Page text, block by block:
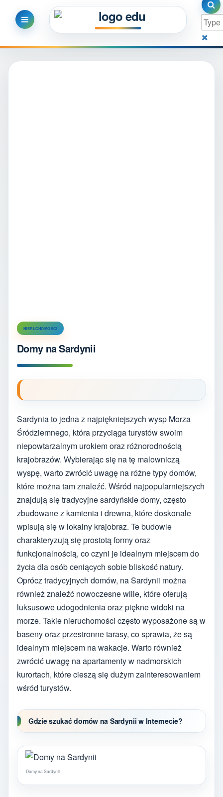
NIERUCHOMOŚCI
Domy na Sardynii
Sardynia to jedna z najpiękniejszych wysp Morza
Śródziemnego, która przyciąga turystów swoim
niepowtarzalnym urokiem oraz różnorodnością
krajobrazów. Wybierając się na tę malowniczą
wyspę, warto zwrócić uwagę na różne typy domów,
które można tam znaleźć. Wśród najpopularniejszych
znajdują się tradycyjne sardyńskie domy, często
zbudowane z kamienia i drewna, które doskonale
wpisują się w lokalny krajobraz. Te budowle
charakteryzują się prostotą formy oraz
funkcjonalnością, co czyni je idealnym miejscem do
życia dla osób ceniących sobie bliskość natury.
Oprócz tradycyjnych domów, na Sardynii można
również znaleźć nowoczesne wille, które oferują
luksusowe udogodnienia oraz piękne widoki na
morze. Takie nieruchomości często wyposażone są w
baseny oraz przestronne tarasy, co sprawia, że są
idealnym miejscem na wakacje. Warto również
zwrócić uwagę na apartamenty w nadmorskich
kurortach, które cieszą się dużym zainteresowaniem
wśród turystów.
Gdzie szukać domów na Sardynii w Internecie?
Domy na Sardynii